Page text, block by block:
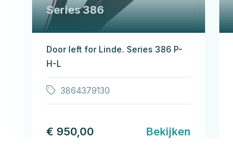
Series 386
Door left for Linde. Series 386 P-
H-L
3864379130
€ 950,00 Bekijken